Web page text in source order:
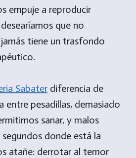
empuje a reproducir
que no
tiene un trasfondo
Sabater diferencia de
entre pesadillas, demasiado
sanar, y malos
segundos donde está la
atañe: derrotar al temor